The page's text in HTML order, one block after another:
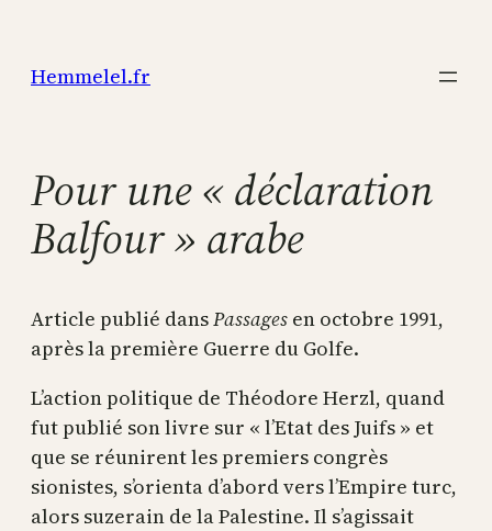
contenu
Hemmelel.fr
Pour une « déclaration
Balfour » arabe
Article publié dansPassages en octobre 1991,
après la première Guerre du Golfe.
L’action politique de Théodore Herzl, quand
fut publié son livre sur « l’Etat des Juifs » et
que se réunirent les premiers congrès
sionistes, s’orienta d’abord vers l’Empire turc,
alors suzerain de la Palestine. Il s’agissait